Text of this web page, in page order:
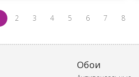
2 3 4 5 6 7 8
Обои